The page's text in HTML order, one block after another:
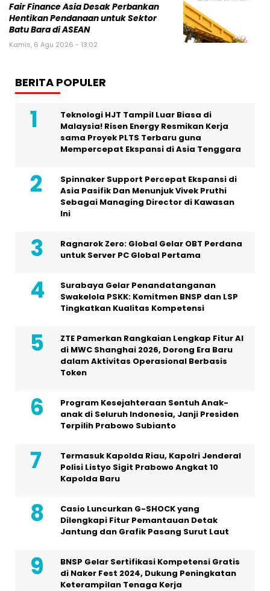
Fair Finance Asia Desak Perbankan
Hentikan Pendanaan untuk Sektor
Batu Bara di ASEAN
Kamis, 6 Agu 2026 - 13:02
BERITA POPULER
Teknologi HJT Tampil Luar Biasa di
Malaysia! Risen Energy Resmikan Kerja
sama Proyek PLTS Terbaru guna
Mempercepat Ekspansi di Asia Tenggara
Spinnaker Support Percepat Ekspansi di
Asia Pasifik Dan Menunjuk Vivek Pruthi
Sebagai Managing Director di Kawasan
Ini
Ragnarok Zero: Global Gelar OBT Perdana
untuk Server PC Global Pertama
Surabaya Gelar Penandatanganan
Swakelola PSKK: Komitmen BNSP dan LSP
Tingkatkan Kualitas Kompetensi
ZTE Pamerkan Rangkaian Lengkap Fitur AI
di MWC Shanghai 2026, Dorong Era Baru
dalam Aktivitas Operasional Berbasis
Token
Program Kesejahteraan Sentuh Anak-
anak di Seluruh Indonesia, Janji Presiden
Terpilih Prabowo Subianto
Termasuk Kapolda Riau, Kapolri Jenderal
Polisi Listyo Sigit Prabowo Angkat 10
Kapolda Baru
Casio Luncurkan G-SHOCK yang
Dilengkapi Fitur Pemantauan Detak
Jantung dan Grafik Pasang Surut Laut
BNSP Gelar Sertifikasi Kompetensi Gratis
di Naker Fest 2024, Dukung Peningkatan
Keterampilan Tenaga Kerja